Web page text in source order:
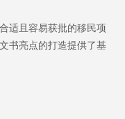
且容易获批的移民项
书亮点的打造提供了基